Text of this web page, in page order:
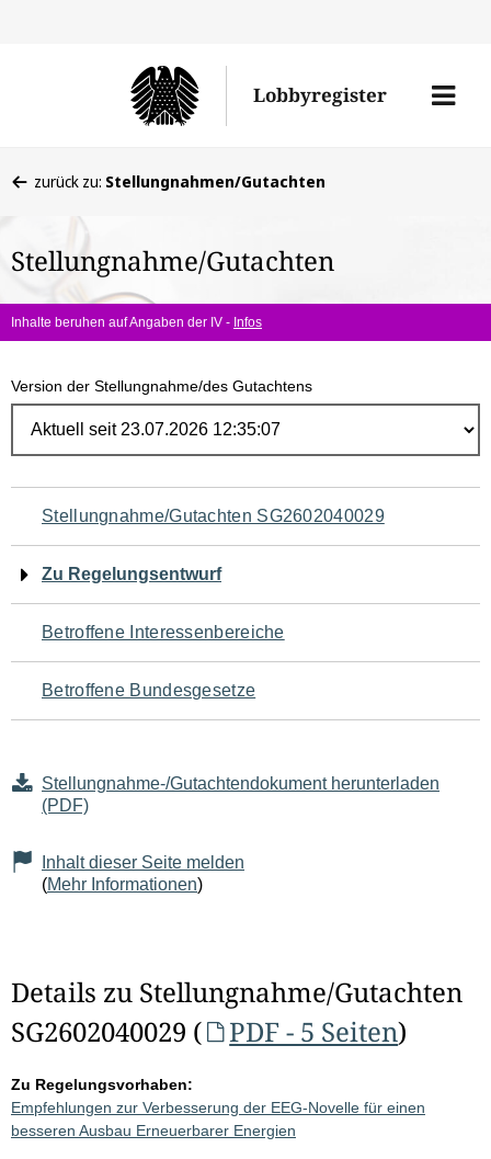
Lobbyregister
Menü
befinden
hier:
zurück zu: Stellungnahmen/Gutachten
Stellungnahme/Gutachten
Inhalte beruhen auf Angaben der IV - Infos
Version der Stellungnahme/des Gutachtens
Navigation
für
den
Seiteninhalt
Stellungnahme/Gutachten SG2602040029
Zu Regelungsentwurf
Betroffene Interessenbereiche
Betroffene Bundesgesetze
Stellungnahme-/Gutachtendokument herunterladen
(PDF)
Inhalt dieser Seite melden
(Mehr Informationen)
Details zu Stellungnahme/Gutachten
SG2602040029 (
PDF - 5 Seiten)
Zu Regelungsvorhaben:
Empfehlungen zur Verbesserung der EEG-Novelle für einen
besseren Ausbau Erneuerbarer Energien